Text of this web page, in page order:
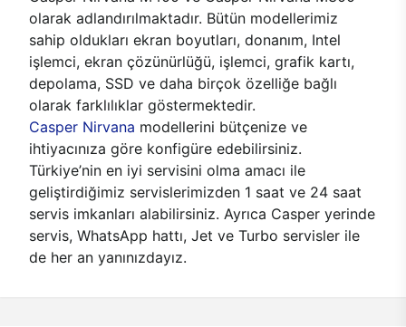
olarak adlandırılmaktadır. Bütün modellerimiz
sahip oldukları ekran boyutları, donanım, Intel
işlemci, ekran çözünürlüğü, işlemci, grafik kartı,
depolama, SSD ve daha birçok özelliğe bağlı
olarak farklılıklar göstermektedir.
Casper Nirvana modellerini bütçenize ve
ihtiyacınıza göre konfigüre edebilirsiniz.
Türkiye’nin en iyi servisini olma amacı ile
geliştirdiğimiz servislerimizden 1 saat ve 24 saat
servis imkanları alabilirsiniz. Ayrıca Casper yerinde
servis, WhatsApp hattı, Jet ve Turbo servisler ile
de her an yanınızdayız.